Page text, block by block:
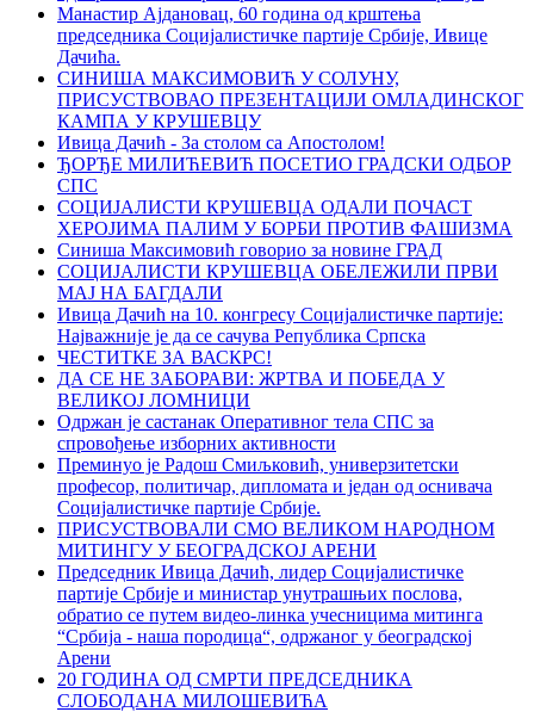
Манастир Ајдановац, 60 година од крштења
председника Социјалистичке партије Србије, Ивице
Дачића.
СИНИША МАКСИМОВИЋ У СОЛУНУ,
ПРИСУСТВОВАО ПРЕЗЕНТАЦИЈИ ОМЛАДИНСКОГ
КАМПА У КРУШЕВЦУ
Ивица Дачић - За столом са Апостолом!
ЂОРЂЕ МИЛИЋЕВИЋ ПОСЕТИО ГРАДСКИ ОДБОР
СПС
СОЦИЈАЛИСТИ КРУШЕВЦА ОДАЛИ ПОЧАСТ
ХЕРОЈИМА ПАЛИМ У БОРБИ ПРОТИВ ФАШИЗМА
Синиша Максимовић говорио за новине ГРАД
СОЦИЈАЛИСТИ КРУШЕВЦА ОБЕЛЕЖИЛИ ПРВИ
МАЈ НА БАГДАЛИ
Ивица Дачић на 10. конгресу Социјалистичке партије:
Најважније је да се сачува Република Српска
ЧЕСТИТКЕ ЗА ВАСКРС!
ДА СЕ НЕ ЗАБОРАВИ: ЖРТВА И ПОБЕДА У
ВЕЛИКОЈ ЛОМНИЦИ
Oдржан је састанак Оперативног тела СПС за
спровођење изборних активности
Преминуо је Радош Смиљковић, универзитетски
професор, политичар, дипломата и један од оснивача
Социјалистичке партије Србије.
ПРИСУСТВОВАЛИ СМО ВЕЛИКОМ НАРОДНОМ
МИТИНГУ У БЕОГРАДСКОЈ АРЕНИ
Председник Ивица Дачић, лидер Социјалистичке
партије Србије и министар унутрашњих послова,
обратио се путем видео-линка учесницима митинга
“Србија - наша породица“, одржаног у београдској
Арени
20 ГОДИНА ОД СМРТИ ПРЕДСЕДНИКА
СЛОБОДАНА МИЛОШЕВИЋА